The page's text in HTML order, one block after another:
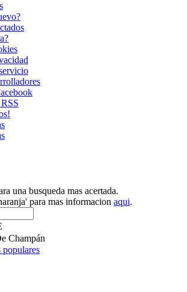
una busqueda mas acertada.
para mas informacion aqui.
Champán
populares